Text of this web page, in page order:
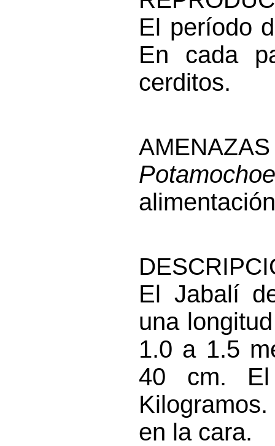
El período
En cada
cerditos.
El Jabalí
una
1.0 a 1.5
40 cm.
en la cara.